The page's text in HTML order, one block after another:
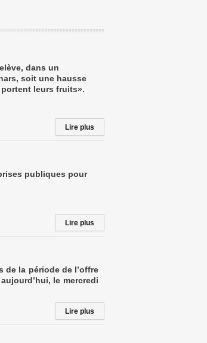
dans un
soit une hausse
portent leurs fruits».
Lire plus
publiques pour
Lire plus
de la période de l’offre
le mercredi
Lire plus